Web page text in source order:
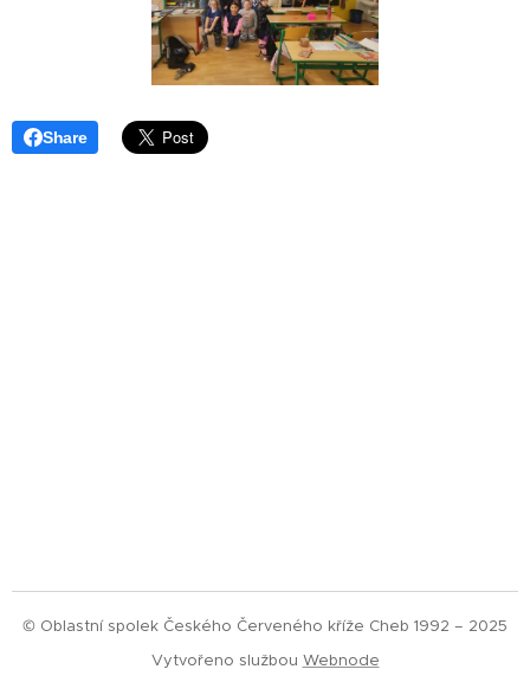
Share
© Oblastní spolek Českého Červeného kříže Cheb 1992 – 2025
Vytvořeno službou Webnode